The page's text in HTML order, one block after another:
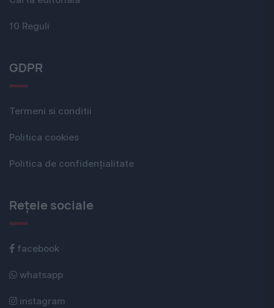
10 Reguli
GDPR
Termeni si conditii
Politica cookies
Politica de confidențialitate
Rețele sociale
facebook
whatsapp
instagram